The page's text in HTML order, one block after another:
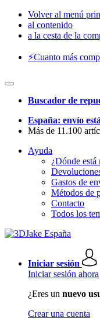
Volver al menú
al contenido
a la cesta de la
⚡️Cuanto más
Buscador de
España: envío
Más de 11.100
Ayuda
¿Dónde
Gastos de
Métodos de
Contacto
Todos los
Iniciar sesión
Iniciar sesión ahora
¿Eres un nuevo
Crear una cuenta